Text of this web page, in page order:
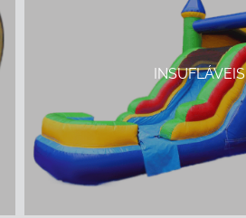
INSUFLÁVEIS